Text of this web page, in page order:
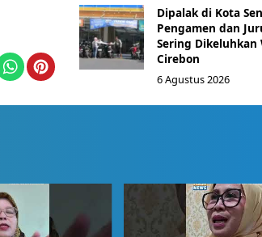
Dipalak di Kota
Pengamen dan
Sering Dikeluhkan
Cirebon
6 Agustus 2026